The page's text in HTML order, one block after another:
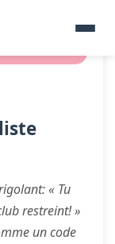
« Tu
restreint! »
un code